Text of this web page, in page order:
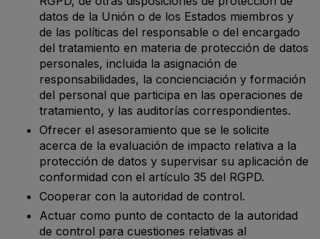
datos de la Unión o de los Estados miembros y
de las políticas del responsable o del encargado
del tratamiento en materia de protección de datos
personales, incluida la asignación de
responsabilidades, la concienciación y formación
del personal que participa en las operaciones de
tratamiento, y las auditorías correspondientes.
Ofrecer el asesoramiento que se le solicite
acerca de la evaluación de impacto relativa a la
protección de datos y supervisar su aplicación de
conformidad con el artículo 35 del RGPD.
Cooperar con la autoridad de control.
Actuar como punto de contacto de la autoridad
de control para cuestiones relativas al